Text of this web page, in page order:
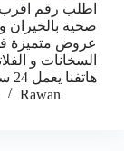
اطلب رقم
صحية بالخيران
عروض متميزة
السخانات و
هاتفنا يعمل 24 ساعة مقاول أدوات صحية الخيران…
Rawan